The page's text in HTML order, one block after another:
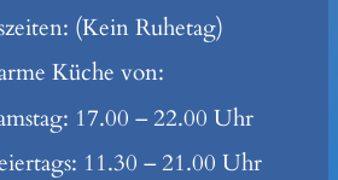
(Kein Ruhetag)
Küche von:
17.00 – 22.00 Uhr
11.30 – 21.00 Uhr